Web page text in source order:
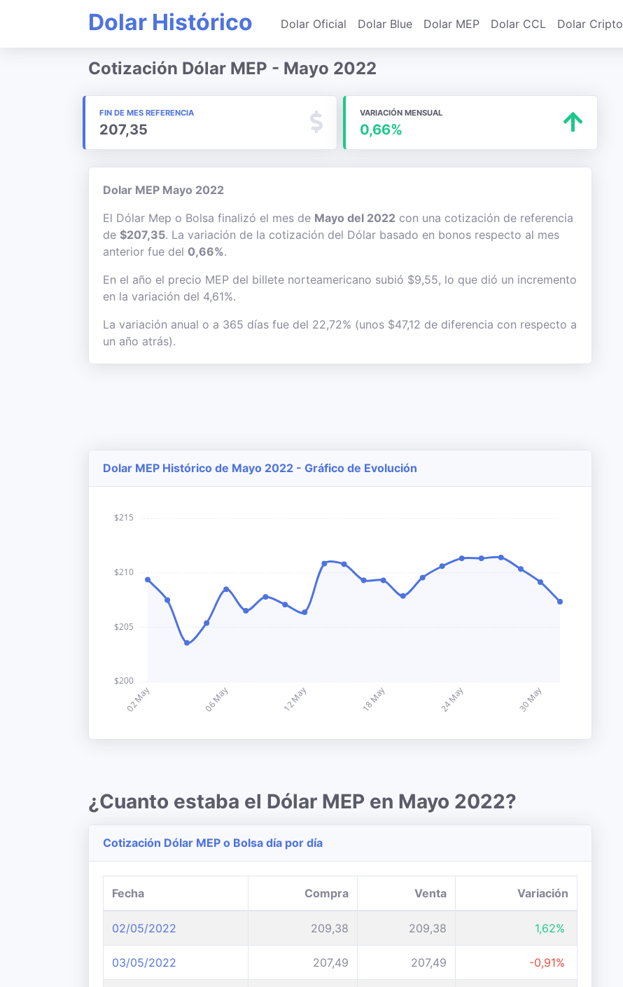
Dolar Histórico Dolar Oficial Dolar Blue Dolar MEP Dolar CCL Dolar Cripto
Cotización Dólar MEP - Mayo 2022
FIN DE MES REFERENCIA
207,35
VARIACIÓN MENSUAL
0,66%
Dolar MEP Mayo 2022
El Dólar Mep o Bolsa finalizó el mes de Mayo del 2022 con una cotización de referencia
de $207,35. La variación de la cotización del Dólar basado en bonos respecto al mes
anterior fue del 0,66%.
En el año el precio MEP del billete norteamericano subió $9,55, lo que dió un incremento
en la variación del 4,61%.
La variación anual o a 365 días fue del 22,72% (unos $47,12 de diferencia con respecto a
un año atrás).
Dolar MEP Histórico de Mayo 2022 - Gráfico de Evolución
¿Cuanto estaba el Dólar MEP en Mayo 2022?
Cotización Dólar MEP o Bolsa día por día
Fecha Compra Venta Variación
02/05/2022 209,38 209,38 1,62%
03/05/2022 207,49 207,49 -0,91%